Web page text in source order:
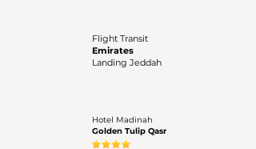
Flight Transit
Emirates
Landing Jeddah
Hotel Madinah
Golden Tulip Qasr